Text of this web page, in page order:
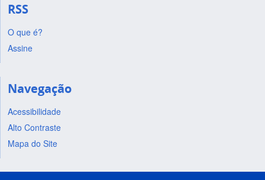
RSS
O que é?
Assine
Navegação
Acessibilidade
Alto Contraste
Mapa do Site